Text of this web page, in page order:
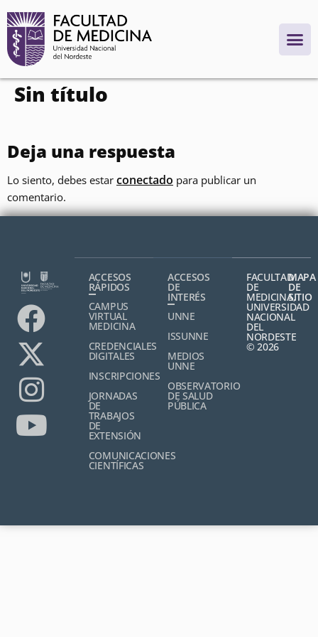
contenido
Sin título
Deja una respuesta
Lo siento, debes estar conectado para publicar un
comentario.
ACCESOS
RÁPIDOS
CAMPUS
VIRTUAL
MEDICINA
CREDENCIALES
DIGITALES
INSCRIPCIONES
JORNADAS
DE
TRABAJOS
DE
EXTENSIÓN
COMUNICACIONES
CIENTÍFICAS
ACCESOS
DE
INTERÉS
UNNE
ISSUNNE
MEDIOS
UNNE
OBSERVATORIO
DE SALUD
PÚBLICA
FACULTAD
DE
MEDICINA,
UNIVERSIDAD
NACIONAL
DEL
NORDESTE
© 2026
MAPA
DE
SITIO